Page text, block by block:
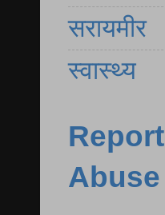
सरायमीर
स्वास्थ्य
Report
Abuse